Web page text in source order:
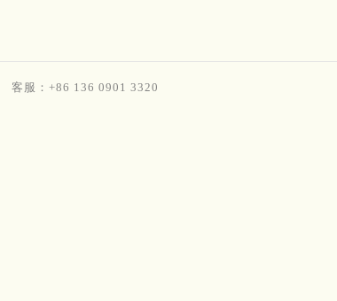
客服：+86 136 0901 3320